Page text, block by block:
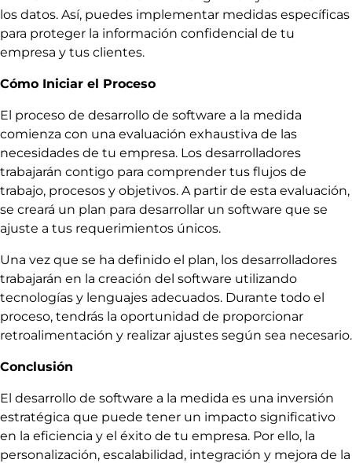
los datos. Así, puedes implementar medidas específicas
para proteger la información confidencial de tu
empresa y tus clientes.
Cómo Iniciar el Proceso
El proceso de desarrollo de software a la medida
comienza con una evaluación exhaustiva de las
necesidades de tu empresa. Los desarrolladores
trabajarán contigo para comprender tus flujos de
trabajo, procesos y objetivos. A partir de esta evaluación,
se creará un plan para desarrollar un software que se
ajuste a tus requerimientos únicos.
Una vez que se ha definido el plan, los desarrolladores
trabajarán en la creación del software utilizando
tecnologías y lenguajes adecuados. Durante todo el
proceso, tendrás la oportunidad de proporcionar
retroalimentación y realizar ajustes según sea necesario.
Conclusión
El desarrollo de software a la medida es una inversión
estratégica que puede tener un impacto significativo
en la eficiencia y el éxito de tu empresa. Por ello, la
personalización, escalabilidad, integración y mejora de la